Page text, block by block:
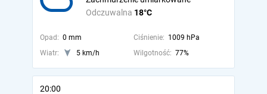
Odczuwalna 18°C
Opad: 0 mm Ciśnienie: 1009 hPa
Wiatr:
5 km/h Wilgotność: 77%
20:00